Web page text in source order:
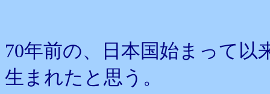
70年前の、日本国始まって
生まれたと思う。